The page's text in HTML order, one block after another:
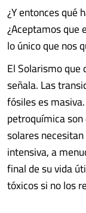
¿Y entonces qué
¿Aceptamos que
lo único que nos
El Solarismo
señala. Las
fósiles es
petroquímica
solares
intensiva, a
final de su vida
tóxicos si no los